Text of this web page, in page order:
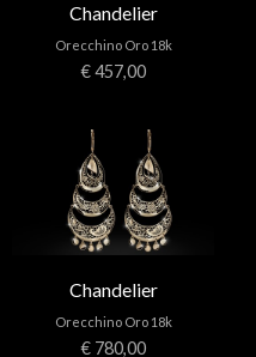
Chandelier
Orecchino Oro 18k
€ 457,00
Chandelier
Orecchino Oro 18k
€ 780,00